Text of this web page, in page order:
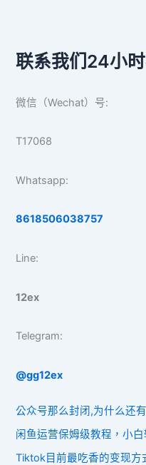
联系我们24小
微信（Wechat）号:
T17068
Whatsapp:
8618506038757
Line:
12ex
Telegram:
@gg12ex
公众号那么封闭,为什么还
闲鱼运营保姆级教程，小
Tiktok目前最吃香的变现方